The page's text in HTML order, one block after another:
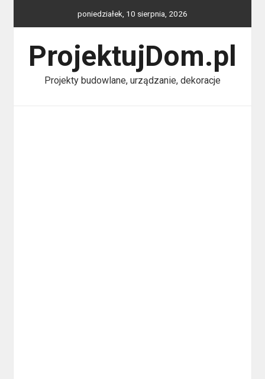
poniedziałek, 10 sierpnia, 2026
ProjektujDom.pl
Projekty budowlane, urządzanie, dekoracje